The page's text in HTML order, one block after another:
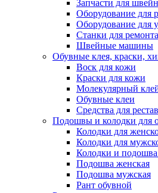
Запчасти для
Оборудование для
Оборудование для
Станки для
Швейные машины
Обувные клея, краски,
Воск для кожи
Краски для кожи
Молекулярный
Обувные клеи
Средства для
Подошвы и колодки для
Колодки для
Колодки для
Колодки и подошва
Подошва женская
Подошва мужская
Рант обувной